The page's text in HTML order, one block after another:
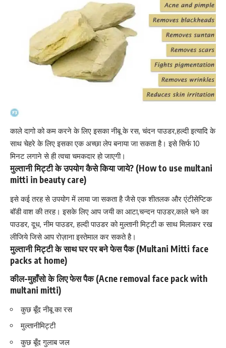
काले दागो को कम करने के लिए इसका नीबू के रस, चंदन पाउडर,हल्दी इत्यादि के
साथ चेहरे के लिए इसका एक अच्छा लेप बनाया जा सकता है। इसे सिर्फ 10
मिनट लगाने से ही त्वचा चमकदार हो जाएगी।
मुल्तानी मिट्टी के उपयोग कैसे किया जाये? (How to use multani
mitti in beauty care)
इसे कई तरह से उपयोग में लाया जा सकता है जैसे एक शीतलक औरएंटीसेप्टिक
बॉडी वाश की तरह। इसके लिए आप जयी का आटा,चन्दन पाउडर,काले चने का
पाउडर, दूध, नीम पाउडर, हल्दी पाउडर को मुल्तानी मिट्टी क साथ मिलाकर रख
लीजिये जिसे आप रोज़ाना इस्तेमाल कर सकते है।
मुल्तानी मिट्टी के साथ घर पर बने फेस पैक (Multani Mitti face
packs at home)
कील-मुहाँसो के लिए फेस पैक (Acne removal face pack with
multani mitti)
कुछ बूँद नीबू का रस
मुल्तानीमिट्टी
कुछ बूँद गुलाब जल